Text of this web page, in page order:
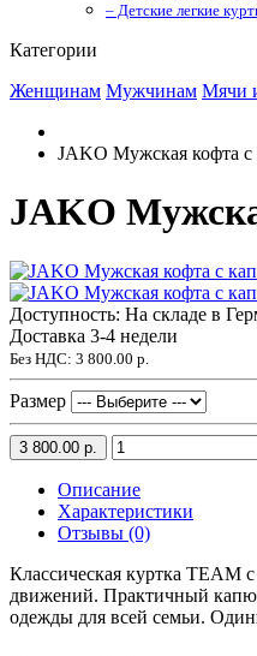
– Детские легкие
Категории
Женщинам Мужчинам Мячи
JAKO Мужская кофта
JAKO
Доступность: На складе в
Доставка 3-4 недели
Без НДС: 3 800.00 р.
Размер
3 800.00 р.
Описание
Характеристики
Отзывы (0)
Классическая куртка TEAM
движений. Практичный
одежды для всей семьи.